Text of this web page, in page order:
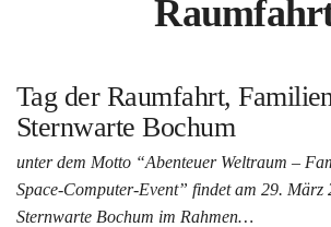
Tag der Raumfahrt,
Sternwarte Bochum
unter dem Motto “Abenteuer Weltraum –
Space-Computer-Event” findet am 29. März
Sternwarte Bochum im Rahmen…